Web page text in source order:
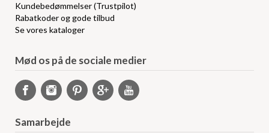
Kundebedømmelser (Trustpilot)
Rabatkoder og gode tilbud
Se vores kataloger
Mød os på de sociale medier
Samarbejde